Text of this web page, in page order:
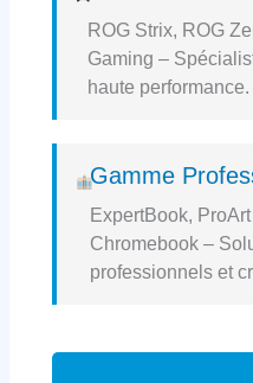
ROG Strix, ROG
Gaming –
haute performance.
Gamme
ExpertBook,
Chromebook –
professionnels et